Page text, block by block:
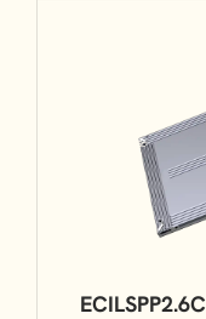
ECILSPP2.6C